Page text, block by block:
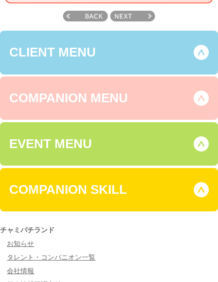
CLIENT MENU
COMPANION MENU
EVENT MENU
COMPANION SKILL
チャミパチランド
お知らせ
タレント・コンパニオン一覧
会社情報